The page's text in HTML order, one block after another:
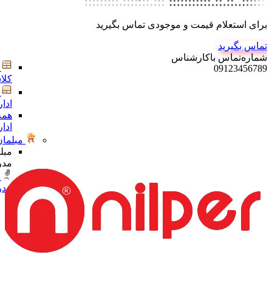
برای استعلام قیمت و موجودی تماس بگیرید
تماس بگیرید
شماره‌تماس‌ با‌کارشناس
09123456789